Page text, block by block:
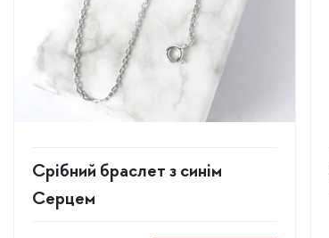
Срібний браслет з синім
Серцем